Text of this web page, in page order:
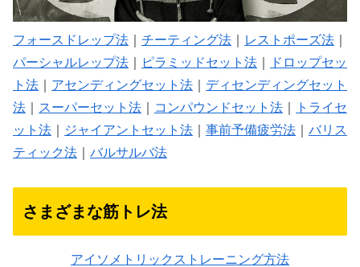
フォースドレップ法 チーティング法 レストポーズ法
パーシャルレップ法
ピラミッドセット法
ドロップセッ
ト法
アセンディングセット法
ディセンディングセット
法
スーパーセット法 コンパウンドセット法
トライセ
ット法
ジャイアントセット法 事前予備疲労法
バリス
ティック法
バルサルバ法
さまざまな筋トレ法
アイソメトリックストレーニング方法